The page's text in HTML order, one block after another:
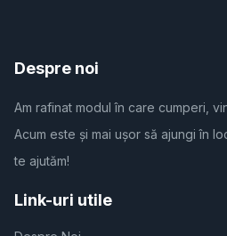
Despre noi
Am rafinat modul în care cumperi,
Acum este și mai ușor să ajungi în
te ajutăm!
Link-uri utile